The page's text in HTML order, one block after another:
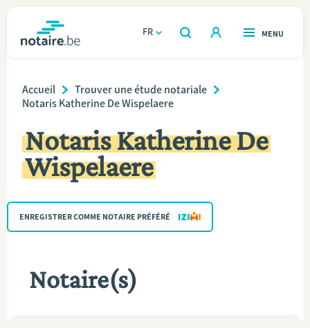
FR
OUVERT
RECHERCHER
OUVERT
MENU
Immobilier
Relations et vivre ensemble
Héritage et donations
Entreprendre
Calculateurs
TROUVER UN NOTAIRE
Breadcrumb
Accueil
Trouver une étude notariale
Notaris Katherine De Wispelaere
Notaris Katherine De
Wispelaere
ENREGISTRER COMME NOTAIRE PRÉFÉRÉ
Notaire(s)